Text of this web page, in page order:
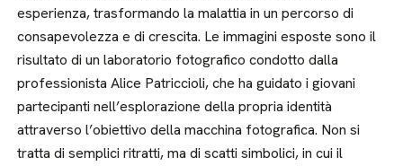
esperienza, trasformando la malattia in un percorso di
consapevolezza e di crescita. Le immagini esposte sono il
risultato di un laboratorio fotografico condotto dalla
professionista Alice Patriccioli, che ha guidato i giovani
partecipanti nell’esplorazione della propria identità
attraverso l’obiettivo della macchina fotografica. Non si
tratta di semplici ritratti, ma di scatti simbolici, in cui il